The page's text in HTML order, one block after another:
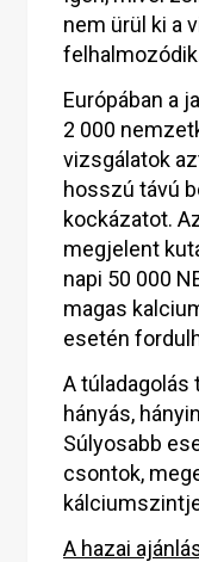
nem ürül ki a
Európában a
2 000
vizsgálatok
hosszú távú
kockázatot.
megjelent
napi 50 000
magas
esetén
A túladagolás
hányás,
Súlyosabb
csontok,
A hazai